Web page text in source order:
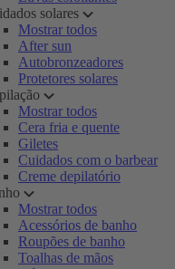
solares
Mostrar todos
After sun
Autobronzeadores
Protetores solares
Mostrar todos
Cera fria e quente
Giletes
Cuidados com o barbear
Creme depilatório
Mostrar todos
Acessórios de banho
Roupões de banho
Toalhas de mãos